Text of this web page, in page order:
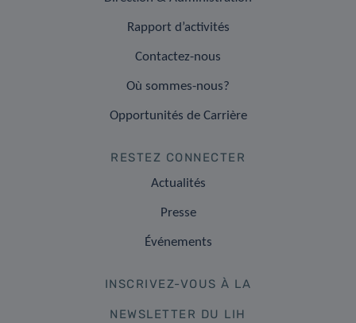
Rapport d’activités
Contactez-nous
Où sommes-nous?
Opportunités de Carrière
RESTEZ CONNECTER
Actualités
Presse
Événements
INSCRIVEZ-VOUS À LA
NEWSLETTER DU LIH